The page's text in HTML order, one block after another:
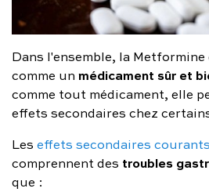
Dans l'ensemble, la
comme un médicament sûr et
comme tout médicament, elle
effets secondaires chez
Les effets secondaires
comprennent des troubles
que :